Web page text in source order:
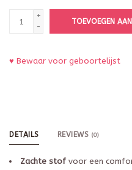
+
-
TOEVOEGEN
♥ Bewaar voor geboortelijst
DETAILS REVIEWS (0)
Zachte stofvoor een